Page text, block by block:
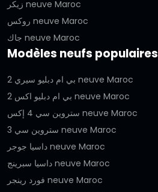
زيكر neuve Maroc
روكس neuve Maroc
جاك neuve Maroc
Modèles neufs populaires
بي ام دبليو سيري 2 neuve Maroc
بي ام دبليو اكس 2 neuve Maroc
ستروين سي 4 إكس neuve Maroc
ستروين سي 3 neuve Maroc
داسيا جوجر neuve Maroc
داسيا سبرينج neuve Maroc
فورد رينجر neuve Maroc